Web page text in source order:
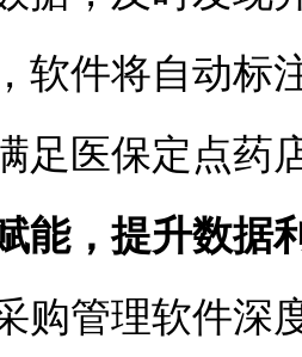
软件将自动标
足医保定点药
能，提升数据
购管理软件深